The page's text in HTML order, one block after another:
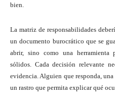
bien.
La matriz de responsabilidades
un documento burocrático que se
abrir, sino como una herramienta
sólidos. Cada decisión relevante
evidencia. Alguien que responda,
un rastro que permita explicar qué